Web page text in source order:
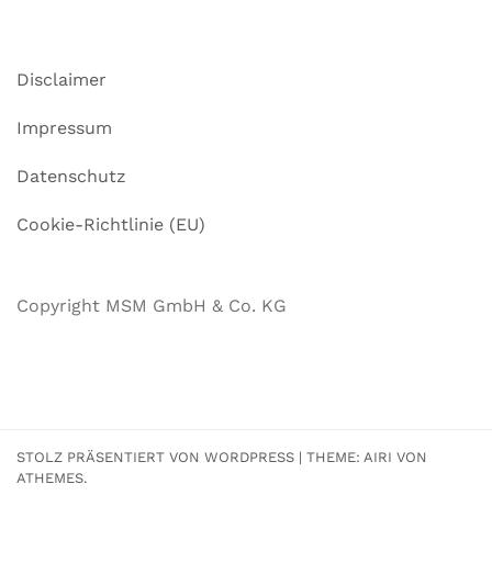
Disclaimer
Impressum
Datenschutz
Cookie-Richtlinie (EU)
Copyright MSM GmbH & Co. KG
STOLZ PRÄSENTIERT VON WORDPRESS | THEME: AIRI VON
ATHEMES.